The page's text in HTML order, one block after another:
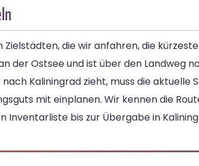
Zielstädten, die wir anfahren, die
der Ostsee und ist über den Landweg
Kaliningrad zieht, muss die aktuelle
mit einplanen. Wir kennen die
bis zur Übergabe in